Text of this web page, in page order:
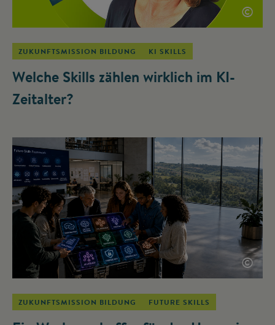
©
ZUKUNFTSMISSION BILDUNG KI SKILLS
Welche Skills zählen wirklich im KI-
Zeitalter?
©
ZUKUNFTSMISSION BILDUNG FUTURE SKILLS